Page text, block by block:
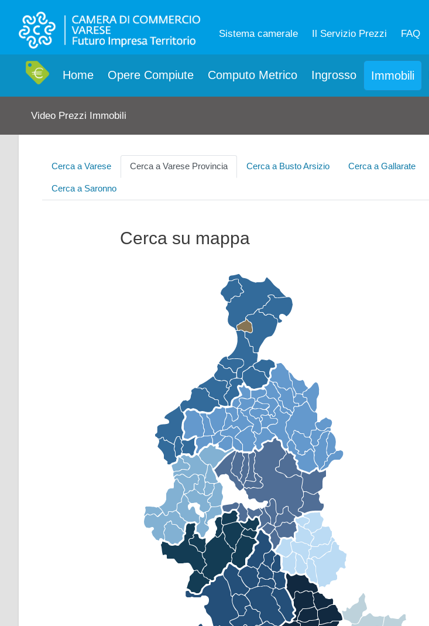
Sistema camerale Il Servizio Prezzi FAQ
Home Opere Compiute Computo Metrico Ingrosso Immobili
Video Prezzi Immobili
Cerca a Varese Cerca a Varese Provincia Cerca a Busto Arsizio Cerca a Gallarate
Cerca a Saronno
Cerca su mappa